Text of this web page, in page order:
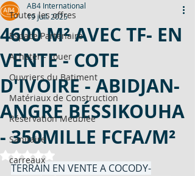
Toutes les offres
Espace Partenaire
Acheter - Louer
Ouvriers du Batiment
Matériaux de Construction
Réservation Meublée
Sanitaire
carreaux
4600 M² AVEC TF- EN
VENTE - COTE
D'IVOIRE - ABIDJAN-
ANGRE BÉSSIKOUHA
- 350MILLE FCFA/M²
AB4 International
19 juil. 2025
Noté NaN étoiles sur 5.
TERRAIN EN VENTE A COCODY-